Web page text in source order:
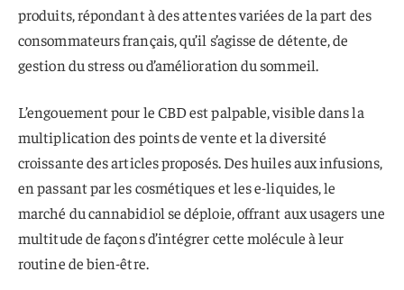
produits, répondant à des attentes variées de la part des
consommateurs français, qu’il s’agisse de détente, de
gestion du stress ou d’amélioration du sommeil.
L’engouement pour le CBD est palpable, visible dans la
multiplication des points de vente et la diversité
croissante des articles proposés. Des huiles aux infusions,
en passant par les cosmétiques et les e-liquides, le
marché du cannabidiol se déploie, offrant aux usagers une
multitude de façons d’intégrer cette molécule à leur
routine de bien-être.